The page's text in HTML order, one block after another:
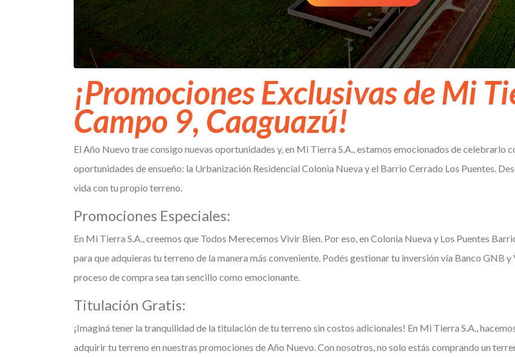
¡Promociones Exclusivas de Mi
Campo 9, Caaguazú!
El Año Nuevo trae consigo nuevas oportunidades y, en Mi Tierra S.A., estamos emocionados de
oportunidades de ensueño: la Urbanización Residencial Colonia Nueva y el Barrio Cerrado Los Puentes.
vida con tu propio terreno.
Promociones Especiales:
En Mi Tierra S.A., creemos que Todos Merecemos Vivir Bien. Por eso, en Colonia Nueva y Los Puentes
para que adquieras tu terreno de la manera más conveniente. Podés gestionar tu inversión vía Banco GNB
proceso de compra sea tan sencillo como emocionante.
Titulación Gratis:
¡Imaginá tener la tranquilidad de la titulación de tu terreno sin costos adicionales! En Mi Tierra S.A.,
adquirir tu terreno en nuestras promociones de Año Nuevo. Con nosotros, no solo estás comprando un